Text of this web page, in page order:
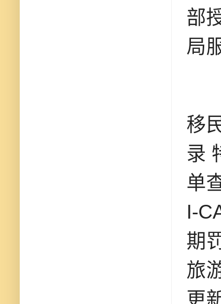
部
局
移
录
单
I-
期
旅
更